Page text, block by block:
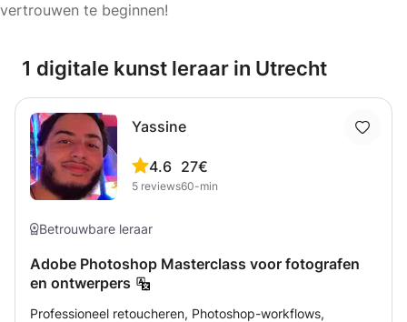
vertrouwen te beginnen!
1 digitale kunst leraar in Utrecht
Yassine
4.6
5 reviews
27€
60-min
Betrouwbare leraar
Adobe Photoshop Masterclass voor fotografen
en ontwerpers
Professioneel retoucheren, Photoshop-workflows,